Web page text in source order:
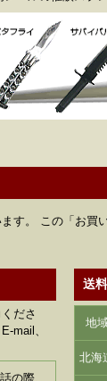
す。 この「お
ださ
mail、
の際、
送料
地
北海